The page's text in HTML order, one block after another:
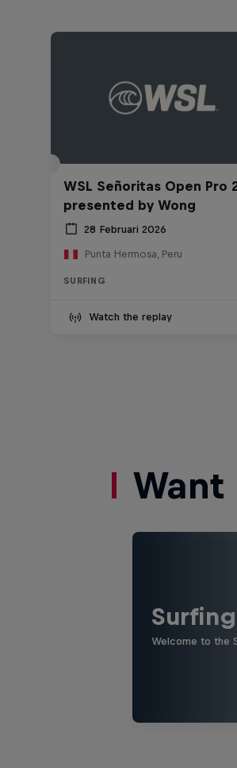
WSL Señoritas Open Pro
presented by Wong
28 Februari 2026
Punta Hermosa, Peru
SURFING
Watch the replay
Want
Surfing
Welcome to the